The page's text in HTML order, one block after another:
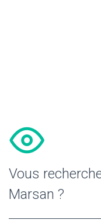
Vous
Marsan ?